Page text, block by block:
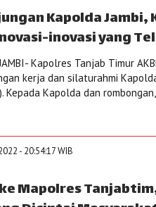
Kapolda
inovasi yang
JAMBI- Kapolres Tanjab Timur
kerja dan silaturahmi
Kepada Kapolda dan
- 20:54:17 WIB
Mapolres